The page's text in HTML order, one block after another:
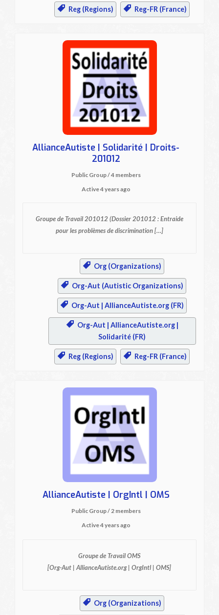
Reg (Regions) Reg-FR (France)
AllianceAutiste | Solidarité | Droits-
201012
Public Group / 4 members
Active4 years ago
Groupe de Travail 201012(Dossier 201012 : Entraide
pour les problèmes de discrimination […]
Org (Organizations)
Org-Aut (Autistic Organizations)
Org-Aut | AllianceAutiste.org (FR)
Org-Aut | AllianceAutiste.org |
Solidarité (FR)
Reg (Regions) Reg-FR (France)
AllianceAutiste | OrgIntl | OMS
Public Group / 2 members
Active4 years ago
Groupe de Travail OMS
[Org-Aut | AllianceAutiste.org | OrgIntl | OMS]
Org (Organizations)